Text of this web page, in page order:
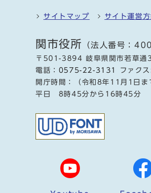
サイトマップ サイト運営
関市役所 （法人番号：
〒501-3894 岐阜県関市若草通
電話： 0575-22-3131
ファク
開庁時間：（令和8年11月1日
平日 8時45分から16時45分